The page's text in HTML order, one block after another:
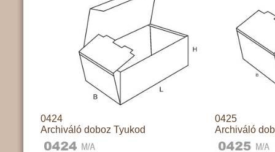
0424
Archiváló doboz Tyukod
0425
Archiváló